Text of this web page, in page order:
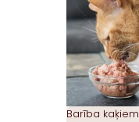
Barība kaķiem